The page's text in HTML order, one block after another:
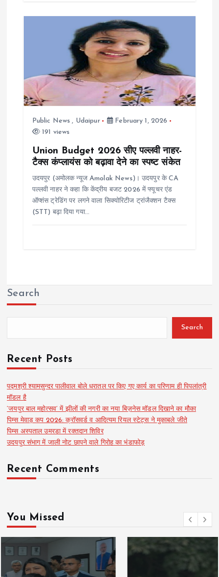
Public News , Udaipur
February 1, 2026
191 views
Union Budget 2026 सीए पल्लवी नाहर-
टैक्स कंप्लायंस को बढ़ावा देने का स्पष्ट संकेत
उदयपुर (अमोलक न्यूज Amolak News)। उदयपुर के CA
पल्लवी नाहर ने कहा कि केंद्रीय बजट 2026 में फ्यूचर एंड
ऑप्शंस ट्रेडिंग पर लगने वाला सिक्योरिटीज ट्रांजैक्शन टैक्स
(STT) बढ़ा दिया गया…
Search
Search
Recent Posts
पद्मश्री श्यामसुन्दर पालीवाल बोले धरातल पर किए गए कार्य का परिणाम ही पिपलांत्री
मॉडल है
‘जयपुर बाल महोत्सव’ में झीलों की नगरी का नया बिज़नेस मॉडल दिखाने का मौका
पिम्स मेवाड़ कप 2026: क्रॉसवर्ड व आदित्यम रियल स्टेट्स ने मुकाबले जीते
पिम्स अस्पताल उमरडा में रक्तदान शिविर
उदयपुर संभाग में जाली नोट छापने वाले गिरोह का भंडाफोड़
Recent Comments
You Missed